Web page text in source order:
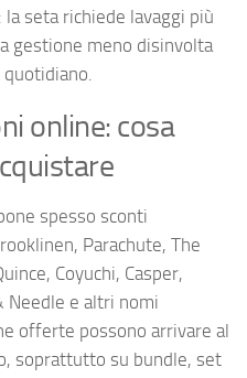
seta richiede lavaggi più
gestione meno disinvolta
online: cosa
spesso sconti
Parachute, The
Coyuchi, Casper,
Needle e altri nomi
offerte possono arrivare al
soprattutto su bundle, set